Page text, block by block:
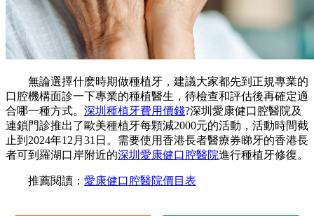
無論選擇什麽時期做種植牙，建議大家都先到正規專業的
口腔機構面診一下專業的種植醫生，待檢查和評估後再確定適
合哪一種方式。 深圳種植牙費用價錢?深圳愛康健口腔醫院及
連鎖門診推出了歐美種植牙每顆減2000元的活動，活動時間截
止到2024年12月31日。需要使用香港長者醫療券睇牙的香港長
者可到羅湖口岸附近的深圳愛康健口腔醫院進行種植牙修復。
推薦閱讀： 愛康健口腔醫院價目表